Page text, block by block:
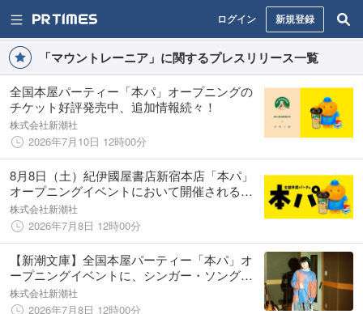
ログイン 新規登録
「マウントレーニア」に関するプレスリリース一覧
全国本屋パーティー「本パ」オープニングの
チケット好評発売中、追加情報続々！
株式会社新潮社
2026年7月10日 12時00分
8月8日（土）紀伊國屋書店新宿本店「本パ」
オープニングイベントにおいて開催される
「深夜だから話せる！ マウントレーニア・
ブック・クラブ」に、フリーアナウンサー垣
花正氏が登場！
株式会社新潮社
2026年7月8日 12時00分
【新潮文庫】全国本屋パーティー「本パ」オ
ープニングイベントに、シンガー・ソングラ
イター崎山蒼志さんの出演が決定！
株式会社新潮社
2026年7月8日 12時00分